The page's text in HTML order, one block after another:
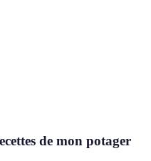
de mon potager